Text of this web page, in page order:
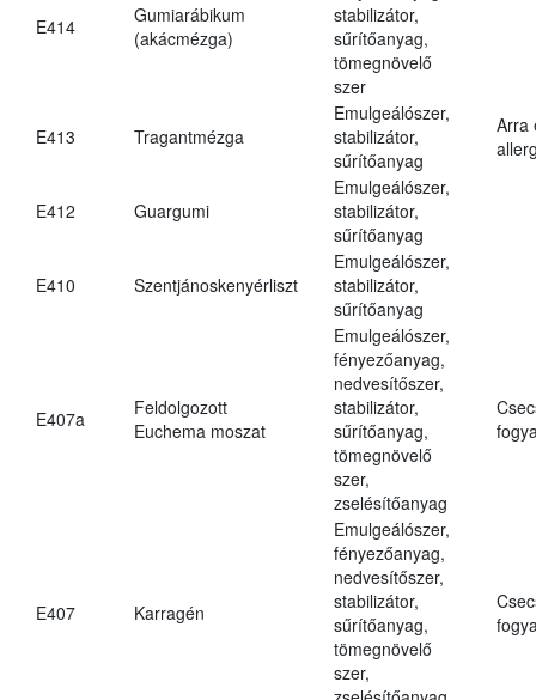
E414
Gumiarábikum
(akácmézga)
stabilizátor,
sűrítőanyag,
tömegnövelő
szer
E413 Tragantmézga
Emulgeálószer,
stabilizátor,
sűrítőanyag
Arra
E412 Guargumi
Emulgeálószer,
stabilizátor,
sűrítőanyag
E410 Szentjánoskenyérliszt
Emulgeálószer,
stabilizátor,
sűrítőanyag
E407a
Feldolgozott
Euchema moszat
Emulgeálószer,
fényezőanyag,
nedvesítőszer,
stabilizátor,
sűrítőanyag,
tömegnövelő
szer,
zselésítőanyag
E407 Karragén
Emulgeálószer,
fényezőanyag,
nedvesítőszer,
stabilizátor,
sűrítőanyag,
tömegnövelő
szer,